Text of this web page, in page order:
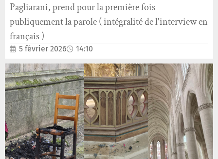
Pagliarani, prend pour la première fois
publiquement la parole ( intégralité de l'interview en
français )
5 février 2026 14:10